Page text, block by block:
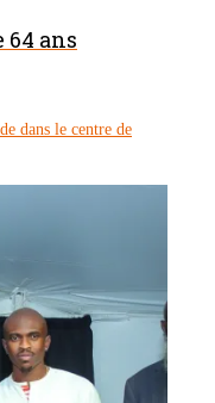
ans
dans le centre de